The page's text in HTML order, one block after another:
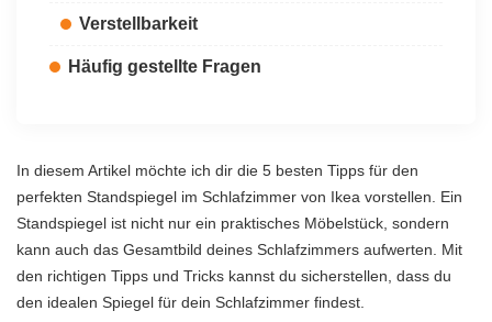
Verstellbarkeit
Häufig gestellte Fragen
In diesem Artikel möchte ich dir die 5 besten Tipps für den
perfekten Standspiegel im Schlafzimmer von Ikea vorstellen. Ein
Standspiegel ist nicht nur ein praktisches Möbelstück, sondern
kann auch das Gesamtbild deines Schlafzimmers aufwerten. Mit
den richtigen Tipps und Tricks kannst du sicherstellen, dass du
den idealen Spiegel für dein Schlafzimmer findest.